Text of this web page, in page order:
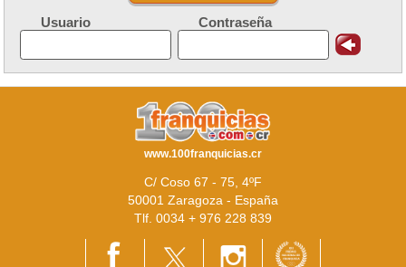
Usuario Contraseña
www.100franquicias.cr
C/ Coso 67 - 75, 4ºF
50001 Zaragoza - España
Tlf. 0034 + 976 228 839